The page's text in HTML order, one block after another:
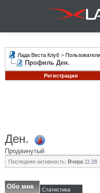
Лада Веста Клуб > Пользователи
Профиль Ден.
Регистрация
Ден.
Продвинутый
Последняя активность: Вчера 11:28
Обо мне Статистика